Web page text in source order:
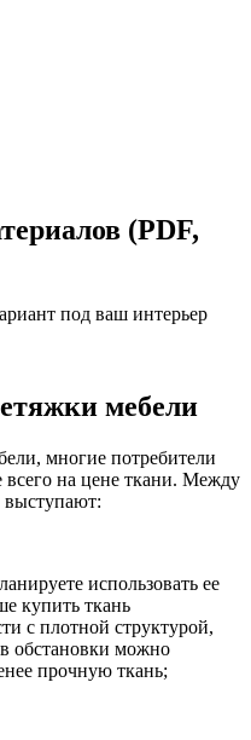
(PDF,
под ваш интерьер
мебели
многие потребители
на цене ткани. Между
использовать ее
купить ткань
с плотной структурой,
обстановки можно
прочную ткань;